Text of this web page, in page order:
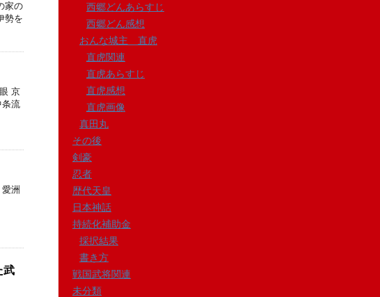
家の
勢を
京
条流
洲
武
西郷どんあらすじ
西郷どん感想
おんな城主 直虎
直虎関連
直虎あらすじ
直虎感想
直虎画像
真田丸
その後
剣豪
忍者
歴代天皇
日本神話
持続化補助金
採択結果
書き方
戦国武将関連
未分類